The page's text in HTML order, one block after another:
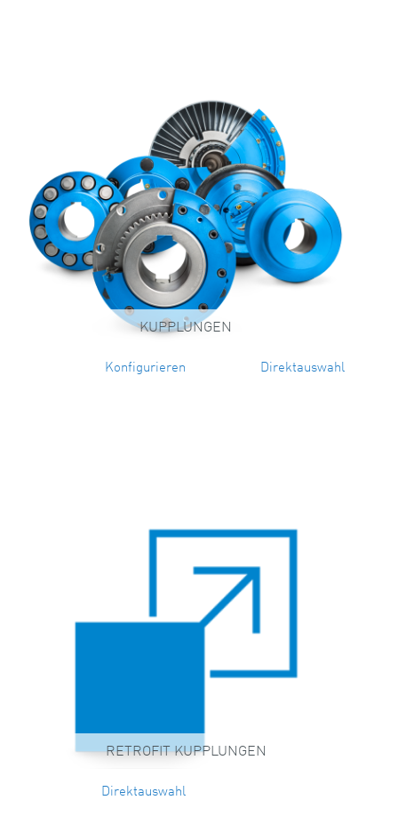
KUPPLUNGEN
Konfigurieren Direktauswahl
RETROFIT KUPPLUNGEN
Direktauswahl